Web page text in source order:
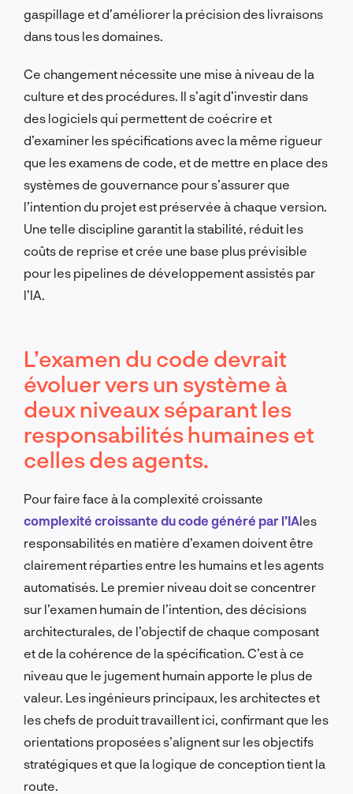
gaspillage et d’améliorer la précision des livraisons
dans tous les domaines.
Ce changement nécessite une mise à niveau de la
culture et des procédures. Il s’agit d’investir dans
des logiciels qui permettent de coécrire et
d’examiner les spécifications avec la même rigueur
que les examens de code, et de mettre en place des
systèmes de gouvernance pour s’assurer que
l’intention du projet est préservée à chaque version.
Une telle discipline garantit la stabilité, réduit les
coûts de reprise et crée une base plus prévisible
pour les pipelines de développement assistés par
l’IA.
L’examen du code devrait
évoluer vers un système à
deux niveaux séparant les
responsabilités humaines et
celles des agents.
Pour faire face à la complexité croissante
complexité croissante du code généré par l’IAles
responsabilités en matière d’examen doivent être
clairement réparties entre les humains et les agents
automatisés. Le premier niveau doit se concentrer
sur l’examen humain de l’intention, des décisions
architecturales, de l’objectif de chaque composant
et de la cohérence de la spécification. C’est à ce
niveau que le jugement humain apporte le plus de
valeur. Les ingénieurs principaux, les architectes et
les chefs de produit travaillent ici, confirmant que les
orientations proposées s’alignent sur les objectifs
stratégiques et que la logique de conception tient la
route.